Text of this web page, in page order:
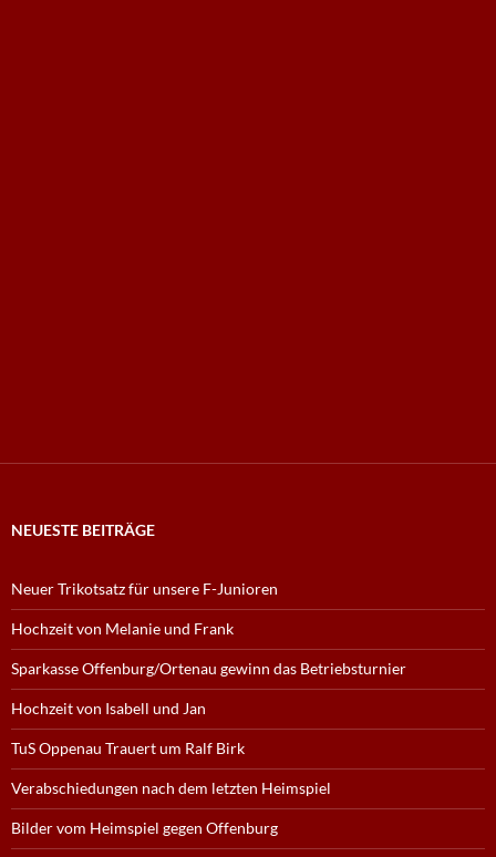
NEUESTE BEITRÄGE
Neuer Trikotsatz für unsere F-Junioren
Hochzeit von Melanie und Frank
Sparkasse Offenburg/Ortenau gewinn das Betriebsturnier
Hochzeit von Isabell und Jan
TuS Oppenau Trauert um Ralf Birk
Verabschiedungen nach dem letzten Heimspiel
Bilder vom Heimspiel gegen Offenburg